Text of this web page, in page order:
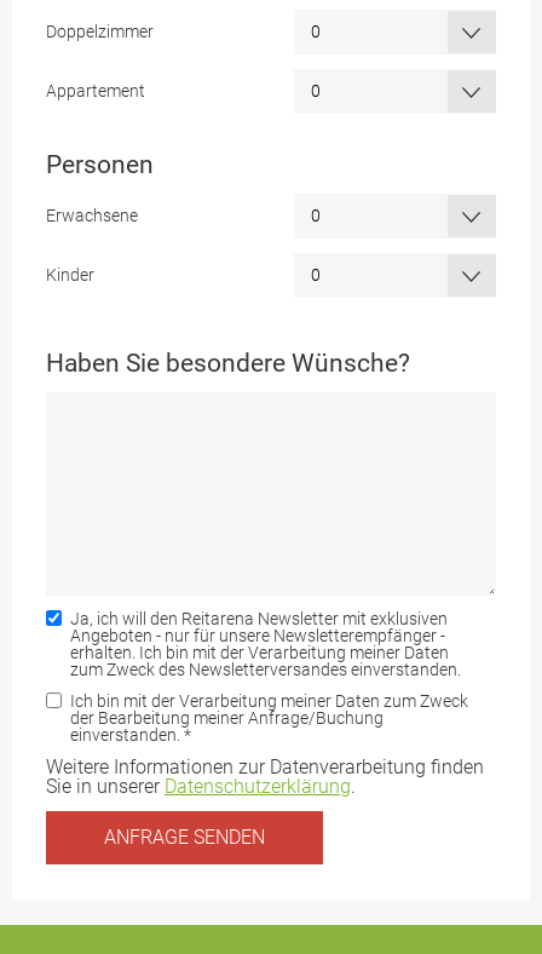
Doppelzimmer
Appartement
Personen
Erwachsene
Kinder
Haben Sie besondere Wünsche?
Ja, ich will den Reitarena Newsletter mit exklusiven
Angeboten - nur für unsere Newsletterempfänger -
erhalten. Ich bin mit der Verarbeitung meiner Daten
zum Zweck des Newsletterversandes einverstanden.
Ich bin mit der Verarbeitung meiner Daten zum Zweck
der Bearbeitung meiner Anfrage/Buchung
einverstanden. *
Weitere Informationen zur Datenverarbeitung finden
Sie in unserer Datenschutzerklärung.